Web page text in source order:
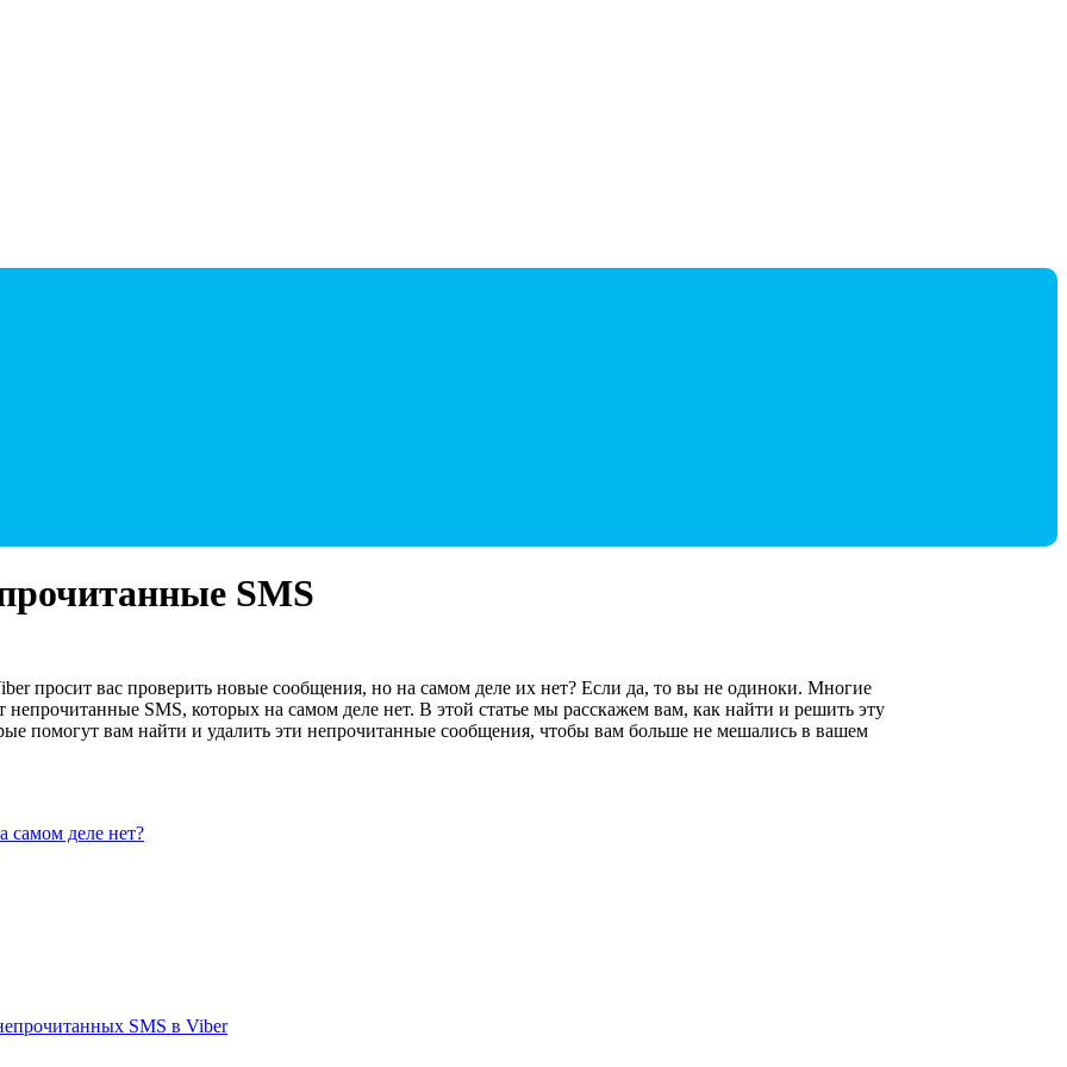
SMS
просит вас проверить новые сообщения, но на самом деле их нет? Если да, то вы не одиноки. Многие
непрочитанные SMS, которых на самом деле нет. В этой статье мы расскажем вам, как найти и решить эту
помогут вам найти и удалить эти непрочитанные сообщения, чтобы вам больше не мешались в вашем
самом деле нет?
SMS в Viber